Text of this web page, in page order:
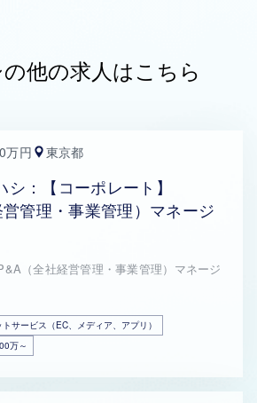
他の求人はこちら
万円 東京都
：【コーポレート】
管理・事業管理）マネージ
（全社経営管理・事業管理）マネージ
サービス（EC、メディア、アプリ）
万～